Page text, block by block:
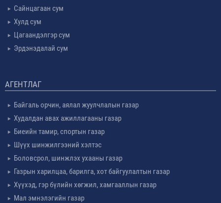
Сайнцагаан сум
Хулд сум
Цагаандэлгэр сум
Эрдэнэдалай сум
АГЕНТЛАГ
Байгаль орчин, аялал жуулчлалын газар
Худалдан авах ажиллагааны газар
Биеийн тамир, спортын газар
Шүүх шинжилгээний хэлтэс
Боловсрол, шинжлэх ухааны газар
Газрын харилцаа, барилга, хот байгуулалтын газар
Хүүхэд, гэр бүлийн хөгжил, хамгааллын газар
Мал эмнэлэгийн газар